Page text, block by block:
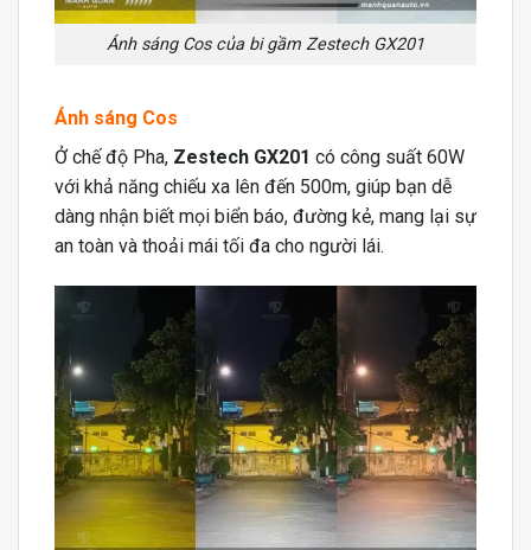
Ánh sáng Cos của bi gầm Zestech GX201
Ánh sáng Cos
Ở chế độ Pha, Zestech GX201 có công suất 60W
với khả năng chiếu xa lên đến 500m, giúp bạn dễ
dàng nhận biết mọi biển báo, đường kẻ, mang lại sự
an toàn và thoải mái tối đa cho người lái.